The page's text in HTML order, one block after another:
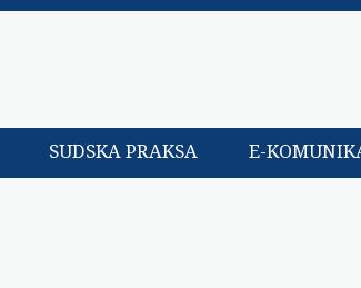
SUDSKA PRAKSA E-